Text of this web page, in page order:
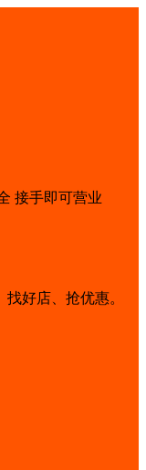
接手即可营业
好店、抢优惠。